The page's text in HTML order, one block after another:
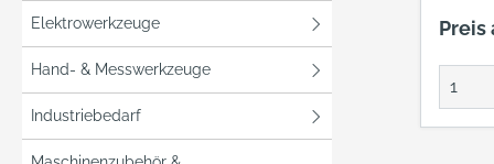
Elektrowerkzeuge
Hand- & Messwerkzeuge
Industriebedarf
man
Preis